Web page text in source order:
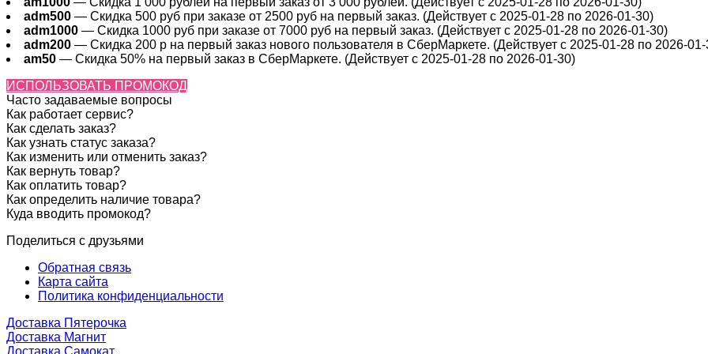
adm500 — Скидка 500 руб при заказе от 2500 руб на первый заказ. (Действует с 2025-01-28 по 2026-01-30)
adm1000 — Скидка 1000 руб при заказе от 7000 руб на первый заказ. (Действует с 2025-01-28 по 2026-01-30)
adm200 — Cкидка 200 р на первый заказ нового пользователя в СберМаркете. (Действует с 2025-01-28 по 2026-
am50 — Скидка 50% на первый заказ в СберМаркете. (Действует с 2025-01-28 по 2026-01-30)
ИСПОЛЬЗОВАТЬ ПРОМОКОД
Часто задаваемые вопросы
Как работает сервис?
Как сделать заказ?
Как узнать статус заказа?
Как изменить или отменить заказ?
Как вернуть товар?
Как оплатить товар?
Как определить наличие товара?
Куда вводить промокод?
Поделиться с друзьями
Обратная связь
Карта сайта
Политика конфиденциальности
Доставка Пятерочка
Доставка Магнит
Доставка Самокат